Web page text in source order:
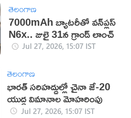
తెలంగాణ
7000mAh బ్యాటరీతో వన్‌ప్లస్
N6x.. జులై 31న గ్రాండ్ లాంచ్
Jul 27, 2026, 15:07 IST
తెలంగాణ
భారత్ సరిహద్దుల్లో చైనా జే-20
యుద్ధ విమానాల మోహరింపు
Jul 27, 2026, 15:07 IST